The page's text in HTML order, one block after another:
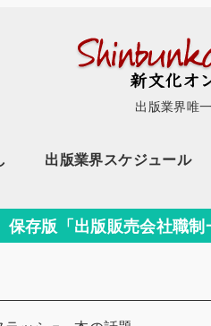
出版業界唯
出版業界スケジュール
保存版「出版販売会社職